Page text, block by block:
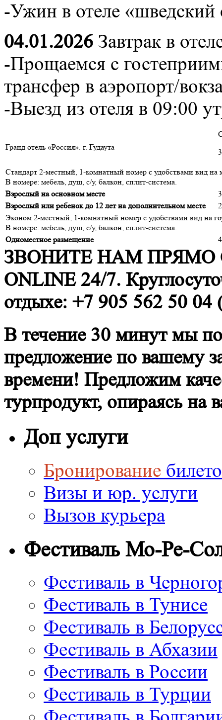
-Ужин в отеле «шведский
04.01.2026 Завтрак в
-Прощаемся с
трансфер в аэропорт/
-Выезд из отеля в 09:00
Гранд отель «Россия». г. Гудаута
Стандарт 2-местный, 1-комнатный номер с удобствами вид на
В номере: мебель, душ, с/у, балкон, сплит-система.
Взрослый на основном месте
Взрослый или ребенок до 12 лет на дополнительном месте
Эконом 2-местный, 1-комнатный номер с удобствами вид на
В номере: мебель, душ, с/у, балкон, сплит-система.
Одноместное размещение
ЗВОНИТЕ НАМ ПРЯМО
ONLINE 24/7.
отдыхе: +7 905 562 50
В течение 30 минут мы
предложение по вашему
времени! Предложим
турпродукт, опираясь
Доп услуги
Бронирование
Визы и юр. услуги
Вызов курьера
Фестиваль Мо-Ре-
Фестиваль в
Фестиваль в Тунисе
Фестиваль в
Фестиваль в Абхазии
Фестиваль в России
Фестиваль в Турции